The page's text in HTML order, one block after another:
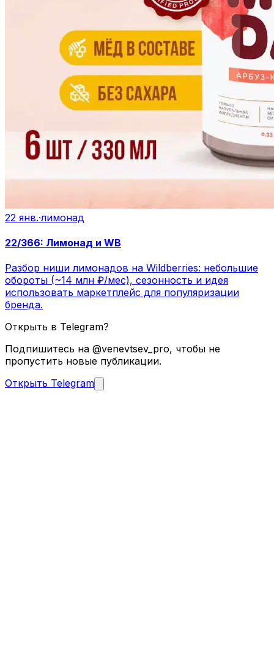
22 янв.·лимонад
22/366: Лимонад и WB
Разбор ниши лимонадов на Wildberries: небольшие
обороты (~14 млн ₽/мес), сезонность и идея
использовать маркетплейс для популяризации
бренда.
Открыть в Telegram?
Подпишитесь на @venevtsev_pro, чтобы не
пропустить новые публикации.
Открыть Telegram